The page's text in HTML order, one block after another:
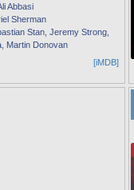
Abbasi
Sherman
Stan, Jeremy Strong,
Martin Donovan
[iMDB]